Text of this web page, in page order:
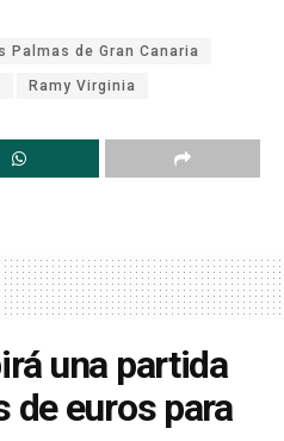
Palmas de Gran Canaria
Ramy Virginia
una partida
de euros para